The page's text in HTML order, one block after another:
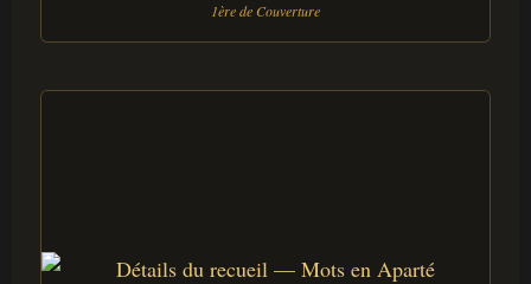
1ère de Couverture